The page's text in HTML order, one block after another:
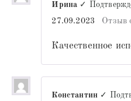
Ирина ✓
27.09.2023
Отзыв
Качественное
Константин ✓